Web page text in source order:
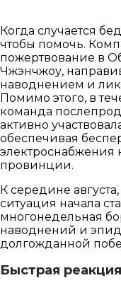
Когда случается
чтобы помочь.
пожертвование в
Чжэнчжоу,
наводнением и
Помимо этого, в
команда
активно
обеспечивая
электроснабжения
провинции.
К середине
ситуация начала
многонедельная
наводнений и
долгожданной
Быстрая